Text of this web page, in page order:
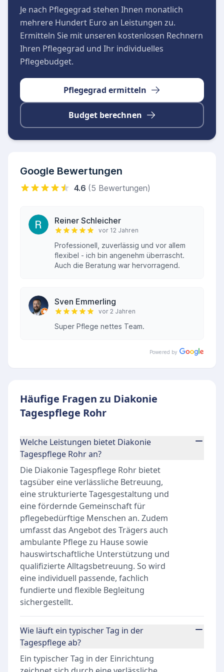
Je nach Pflegegrad stehen Ihnen monatlich
mehrere Hundert Euro an Leistungen zu.
Ermitteln Sie mit unseren kostenlosen Rechnern
Ihren Pflegegrad und Ihr individuelles
Pflegebudget.
Pflegegrad ermitteln
Budget berechnen
Google Bewertungen
4.6 (5 Bewertungen)
Reiner Schleicher
vor 12 Jahren
Professionell, zuverlässig und vor allem
flexibel - ich bin angenehm überrascht.
Auch die Beratung war hervorragend.
Sven Emmerling
vor 2 Jahren
Super Pflege nettes Team.
Powered by
Häufige Fragen zu Diakonie
Tagespflege Rohr
Welche Leistungen bietet Diakonie
Tagespflege Rohr an?
Die Diakonie Tagespflege Rohr bietet
tagsüber eine verlässliche Betreuung,
eine strukturierte Tagesgestaltung und
eine fördernde Gemeinschaft für
pflegebedürftige Menschen an. Zudem
umfasst das Angebot des Trägers auch
ambulante Pflege zu Hause sowie
hauswirtschaftliche Unterstützung und
qualifizierte Alltagsbetreuung. So wird
eine individuell passende, fachlich
fundierte und flexible Begleitung
sichergestellt.
Wie läuft ein typischer Tag in der
Tagespflege ab?
Ein typischer Tag in der Einrichtung